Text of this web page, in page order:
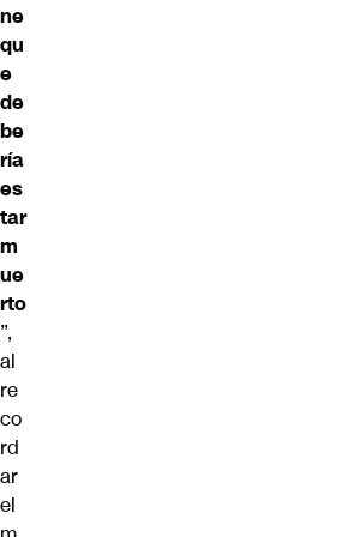
ne
qu
e
de
be
ría
es
tar
m
ue
rto
”,
al
re
co
rd
ar
el